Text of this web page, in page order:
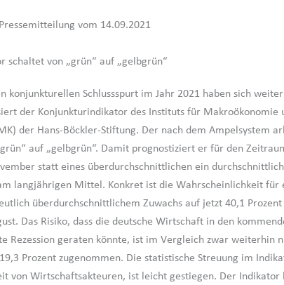
vom 14.09.2021
schaltet von „grün“ auf „gelbgrün“
konjunkturellen Schlussspurt im Jahr 2021 haben sich weiter
der Konjunkturindikator des Instituts für Makroökonomie
der Hans-Böckler-Stiftung. Der nach dem Ampelsystem
auf „gelbgrün“. Damit prognostiziert er für den
statt eines überdurchschnittlichen ein
langjährigen Mittel. Konkret ist die Wahrscheinlichkeit für
überdurchschnittlichem Zuwachs auf jetzt 40,1 Prozent
Das Risiko, dass die deutsche Wirtschaft in den
Rezession geraten könnte, ist im Vergleich zwar weiterhin
Prozent zugenommen. Die statistische Streuung im
von Wirtschaftsakteuren, ist leicht gestiegen. Der Indikator